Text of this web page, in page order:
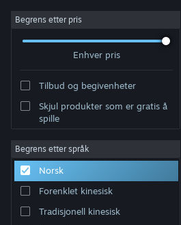
Logg inn
Om
Kundestøtte
Bytt språk
Begrens etter pris
Enhver pris
Tilbud og begivenheter
Skjul produkter som er gratis å
spille
Begrens etter språk
Norsk
Forenklet kinesisk
Tradisjonell kinesisk
Utvikler: AlterWorlds
Sorter etter Relevans
0 treff på søket.